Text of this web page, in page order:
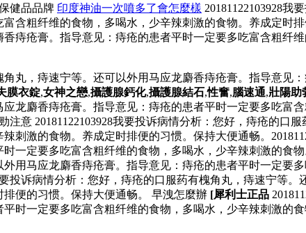
健品品牌 印度神油一次噴多了會怎麼樣 20181122103928我
含粗纤维的食物，多喝水，少辛辣刺激的食物。养成定时
痔疮膏。指导意见：痔疮的患者平时一定要多吃富含粗纤
角丸，痔速宁等。还可以外用马应龙麝香痔疮膏。指导意
膜衣錠,女神之戀,攝護腺鈣化,攝護腺結石,性奮,腦速通,壯陽助
龙麝香痔疮膏。指导意见：痔疮的患者平时一定要多吃富
意 20181122103928我要投诉病情分析：您好，痔疮的口
刺激的食物。养成定时排便的习惯。保持大便通畅。
一定要多吃富含粗纤维的食物，多喝水，少辛辣刺激的食
用马应龙麝香痔疮膏。指导意见：痔疮的患者平时一定要
要投诉病情分析：您好，痔疮的口服药有槐角丸，痔速宁等
便的习惯。保持大便通畅。 早洩怎麼辦 [犀利士正品
时一定要多吃富含粗纤维的食物，多喝水，少辛辣刺激的